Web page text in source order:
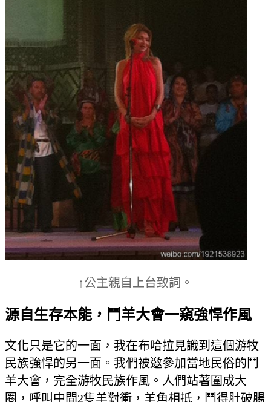
↑公主親自上台致詞。
源自生存本能，鬥羊大會一窺強悍作風
文化只是它的一面，我在布哈拉見識到這個游牧
民族強悍的另一面。我們被邀參加當地民俗的鬥
羊大會，完全游牧民族作風。人們站著圍成大
圈，呼叫中間2隻羊對衝，羊角相抵，鬥得肚破腸